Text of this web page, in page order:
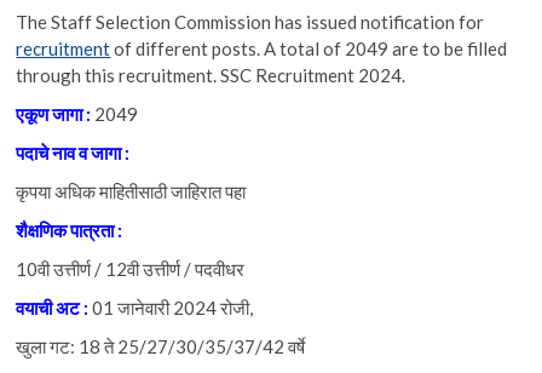
The Staff Selection Commission has issued notification for
recruitmentof different posts. A total of 2049 are to be filled
through this recruitment. SSC Recruitment 2024.
एकूण जागा : 2049
पदाचे नाव व जागा :
कृपया अधिक माहितीसाठी जाहिरात पहा
शैक्षणिक पात्रता :
10वी उत्तीर्ण / 12वी उत्तीर्ण / पदवीधर
वयाची अट :01 जानेवारी 2024 रोजी,
खुला गट: 18 ते 25/27/30/35/37/42 वर्षे